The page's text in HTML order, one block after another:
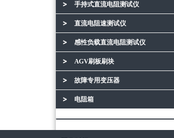
手持式直流电阻测试仪
直流电阻速测试仪
感性负载直流电阻测试仪
AGV刷板刷块
故障专用变压器
电阻箱